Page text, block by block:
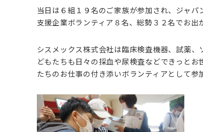
当日は６組１９名のご家族が参加され、ジャ
支援企業ボランティア８名、総勢３２名でお出
シスメックス株式会社は臨床検査機器、試薬
どもたちも日々の採血や尿検査などできっと
たちのお仕事の付き添いボランティアとして参